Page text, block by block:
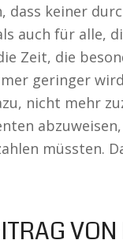
dass keiner
auch für alle,
Zeit, die
geringer
nicht mehr
müssten.